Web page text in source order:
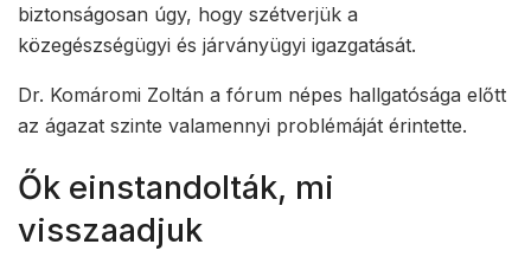
biztonságosan úgy, hogy szétverjük a
közegészségügyi és járványügyi igazgatását.
Dr. Komáromi Zoltán a fórum népes hallgatósága előtt
az ágazat szinte valamennyi problémáját érintette.
Ők einstandolták, mi
visszaadjuk